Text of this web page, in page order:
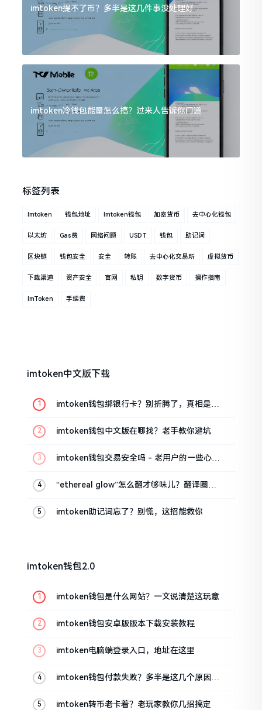
imtoken提不了币？多半是这几件事没处理好
imtoken冷钱包能量怎么搞？过来人告诉你门道
标签列表
Imtoken 钱包地址 Imtoken钱包 加密货币 去中心化钱包
以太坊 Gas费 网络问题 USDT 钱包 助记词
区块链 钱包安全 安全 转账 去中心化交易所 虚拟货币
下载渠道 资产安全 官网 私钥 数字货币 操作指南
ImToken 手续费
imtoken中文版下载
imtoken钱包绑银行卡？别折腾了，真相是这
imtoken钱包中文版在哪找？老手教你避坑
imtoken钱包交易安全吗 - 老用户的一些心里
“ethereal glow”怎么翻才够味儿？翻译圈老
imtoken助记词忘了？别慌，这招能救你
imtoken钱包2.0
imtoken钱包是什么网站？一文说清楚这玩意
imtoken钱包安卓版版本下载安装教程
imtoken电脑端登录入口，地址在这里
imtoken钱包付款失败？多半是这几个原因闹
imtoken转币老卡着？老玩家教你几招搞定